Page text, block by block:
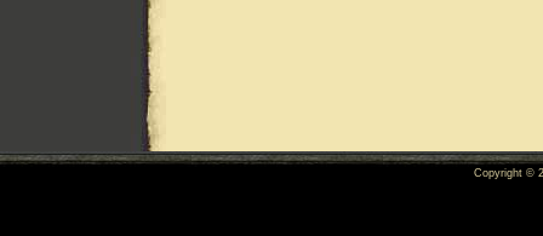
Copyright ©